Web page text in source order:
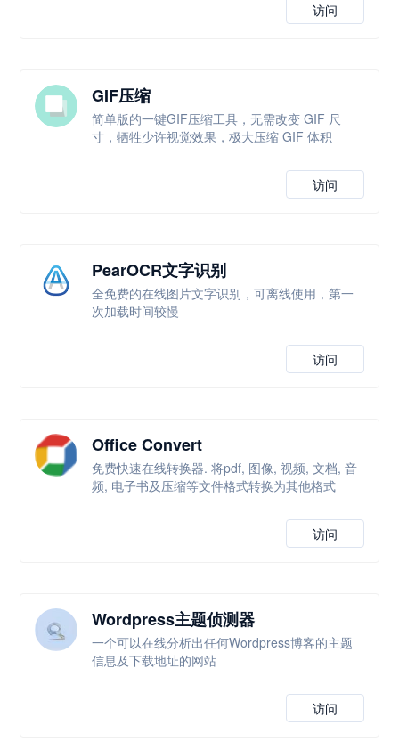
访问
GIF压缩
简单版的一键GIF压缩工具，无需改变 GIF 尺
寸，牺牲少许视觉效果，极大压缩 GIF 体积
访问
PearOCR文字识别
全免费的在线图片文字识别，可离线使用，第一
次加载时间较慢
访问
Office Convert
免费快速在线转换器. 将pdf, 图像, 视频, 文档, 音
频, 电子书及压缩等文件格式转换为其他格式
访问
Wordpress主题侦测器
一个可以在线分析出任何Wordpress博客的主题
信息及下载地址的网站
访问